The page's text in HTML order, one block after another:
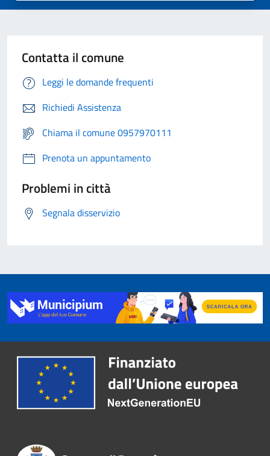
Contatta il comune
Leggi le domande frequenti
Richiedi Assistenza
Chiama il comune 0957970111
Prenota un appuntamento
Problemi in città
Segnala disservizio